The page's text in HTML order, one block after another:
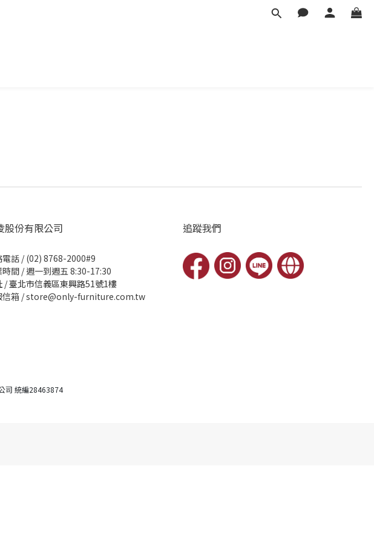
股份有限公司
電話 / (02) 8768-2000#9
時間 / 週一到週五 8:30-17:30
/臺北市信義區東興路51號1樓
信箱 / store@only-furniture.com.tw
追蹤我們
司 統編28463874